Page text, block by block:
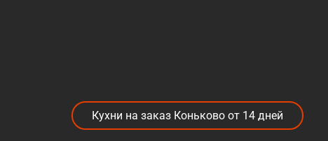
Кухни на заказ Коньково от 14 дней